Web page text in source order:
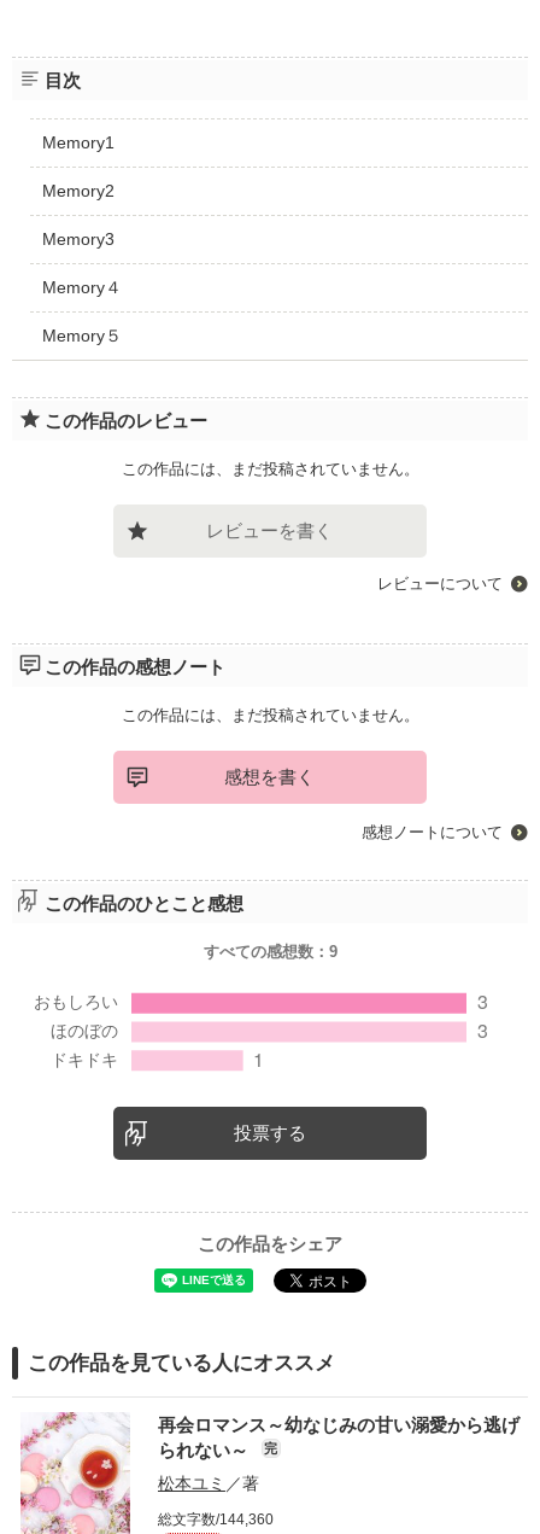
目次
Memory1
Memory2
Memory3
Memory４
Memory５
この作品のレビュー
この作品には、まだ投稿されていません。
レビューを書く
レビューについて
この作品の感想ノート
この作品には、まだ投稿されていません。
感想を書く
感想ノートについて
この作品のひとこと感想
すべての感想数： 9
投票する
この作品をシェア
この作品を見ている人にオススメ
再会ロマンス～幼なじみの甘い溺愛から逃げ
られない～
完
松本ユミ ／著
総文字数/144,360